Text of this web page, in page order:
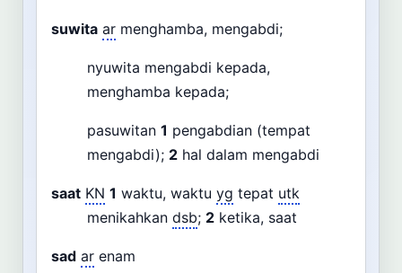
suwita ar menghamba, mengabdi;
nyuwita mengabdi kepada,
menghamba kepada;
pasuwitan 1 pengabdian (tempat
mengabdi); 2 hal dalam mengabdi
saat KN 1 waktu, waktu yg tepat utk
menikahkan dsb; 2 ketika, saat
sad ar enam